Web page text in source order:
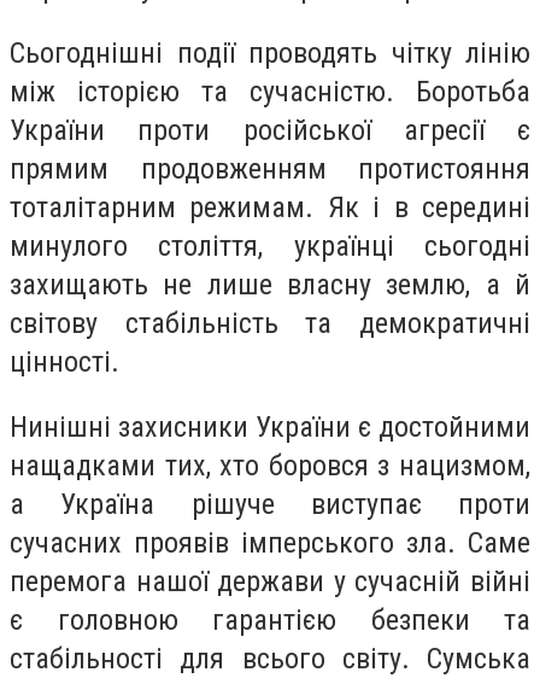
Сьогоднішні події проводять чітку лінію
між історією та сучасністю. Боротьба
України проти російської агресії є
прямим продовженням протистояння
тоталітарним режимам. Як і в середині
минулого століття, українці сьогодні
захищають не лише власну землю, а й
світову стабільність та демократичні
цінності.
Нинішні захисники України є достойними
нащадками тих, хто боровся з нацизмом,
а Україна рішуче виступає проти
сучасних проявів імперського зла. Саме
перемога нашої держави у сучасній війні
є головною гарантією безпеки та
стабільності для всього світу. Сумська